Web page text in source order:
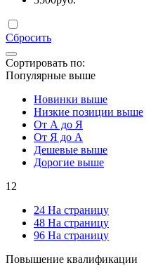
Сбросить
Сортировать по:
Популярные выше
Новинки выше
Низкие позиции выше
От А до Я
От Я до А
Дешевые выше
Дорогие выше
12
24 На страницу
48 На страницу
96 На страницу
Повышение квалификации